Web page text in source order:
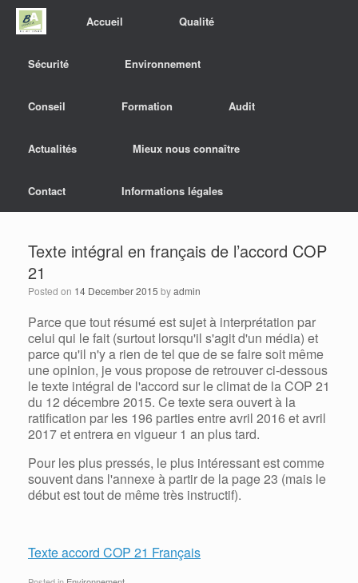
Accueil Qualité
Sécurité Environnement
Conseil Formation Audit
Actualités Mieux nous connaître
Contact Informations légales
Texte intégral en français de l’accord COP
21
Posted on 14 December 2015 byadmin
Parce que tout résumé est sujet à interprétation par
celui qui le fait (surtout lorsqu'il s'agit d'un média) et
parce qu'il n'y a rien de tel que de se faire soit même
une opinion, je vous propose de retrouver ci-dessous
le texte intégral de l'accord sur le climat de la COP 21
du 12 décembre 2015. Ce texte sera ouvert à la
ratification par les 196 parties entre avril 2016 et avril
2017 et entrera en vigueur 1 an plus tard.
Pour les plus pressés, le plus intéressant est comme
souvent dans l'annexe à partir de la page 23 (mais le
début est tout de même très instructif).
Texte accord COP 21 Français